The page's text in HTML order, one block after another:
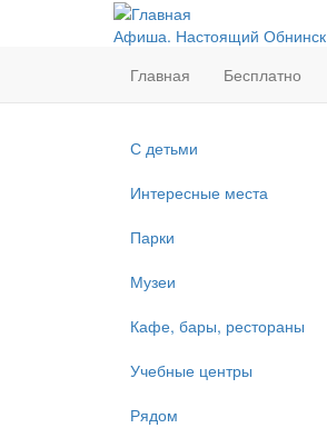
Афиша. Настоящий Обнинск
Главная
Бесплатно
С детьми
Интересные места
Парки
Музеи
Кафе, бары, рестораны
Учебные центры
Рядом